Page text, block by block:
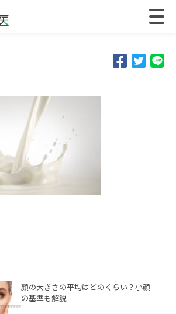
顔の大きさの平均はどのくらい？小顔
の基準も解説